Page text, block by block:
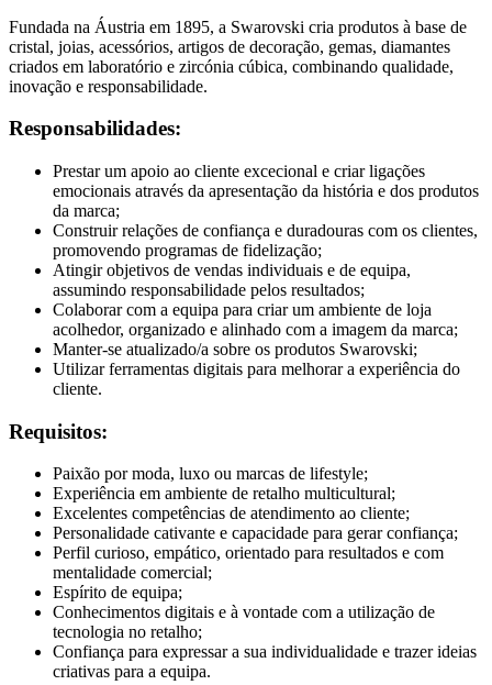
Fundada na Áustria em 1895, a Swarovski cria produtos à base de
cristal, joias, acessórios, artigos de decoração, gemas, diamantes
criados em laboratório e zircónia cúbica, combinando qualidade,
inovação e responsabilidade.
Responsabilidades:
Prestar um apoio ao cliente excecional e criar ligações
emocionais através da apresentação da história e dos produtos
da marca;
Construir relações de confiança e duradouras com os clientes,
promovendo programas de fidelização;
Atingir objetivos de vendas individuais e de equipa,
assumindo responsabilidade pelos resultados;
Colaborar com a equipa para criar um ambiente de loja
acolhedor, organizado e alinhado com a imagem da marca;
Manter-se atualizado/a sobre os produtos Swarovski;
Utilizar ferramentas digitais para melhorar a experiência do
cliente.
Requisitos:
Paixão por moda, luxo ou marcas de lifestyle;
Experiência em ambiente de retalho multicultural;
Excelentes competências de atendimento ao cliente;
Personalidade cativante e capacidade para gerar confiança;
Perfil curioso, empático, orientado para resultados e com
mentalidade comercial;
Espírito de equipa;
Conhecimentos digitais e à vontade com a utilização de
tecnologia no retalho;
Confiança para expressar a sua individualidade e trazer ideias
criativas para a equipa.